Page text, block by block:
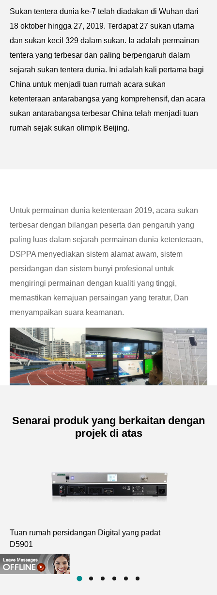
Sukan tentera dunia ke-7 telah diadakan di Wuhan dari
18 oktober hingga 27, 2019. Terdapat 27 sukan utama
dan sukan kecil 329 dalam sukan. Ia adalah permainan
tentera yang terbesar dan paling berpengaruh dalam
sejarah sukan tentera dunia. Ini adalah kali pertama bagi
China untuk menjadi tuan rumah acara sukan
ketenteraan antarabangsa yang komprehensif, dan acara
sukan antarabangsa terbesar China telah menjadi tuan
rumah sejak sukan olimpik Beijing.
Untuk permainan dunia ketenteraan 2019, acara sukan
terbesar dengan bilangan peserta dan pengaruh yang
paling luas dalam sejarah permainan dunia ketenteraan,
DSPPA menyediakan sistem alamat awam, sistem
persidangan dan sistem bunyi profesional untuk
mengiringi permainan dengan kualiti yang tinggi,
memastikan kemajuan persaingan yang teratur, Dan
menyampaikan suara keamanan.
Senarai produk yang berkaitan dengan
projek di atas
Tuan rumah persidangan Digital yang padat
D5901